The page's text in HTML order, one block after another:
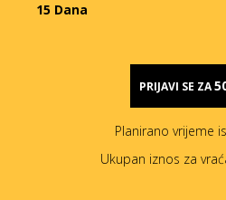
15 Dana
PRIJAVI SE ZA
Planirano vrijeme
Ukupan iznos za